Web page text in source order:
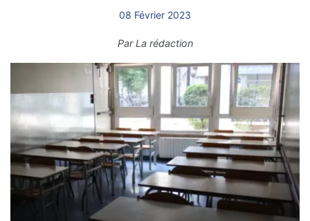
08 Février 2023
ParLa rédaction